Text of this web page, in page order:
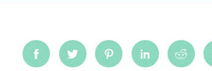
FacebookTwitterPinterestLinkedin